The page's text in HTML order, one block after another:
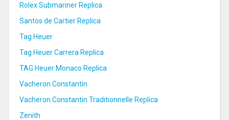
Rolex Submariner Replica
Santos de Cartier Replica
Tag Heuer
Tag Heuer Carrera Replica
TAG Heuer Monaco Replica
Vacheron Constantin
Vacheron Constantin Traditionnelle Replica
Zenith